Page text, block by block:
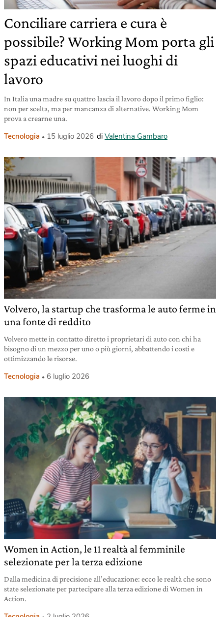
Conciliare carriera e cura è
possibile? Working Mom porta gli
spazi educativi nei luoghi di
lavoro
In Italia una madre su quattro lascia il lavoro dopo il primo figlio:
non per scelta, ma per mancanza di alternative. Working Mom
prova a crearne una.
Tecnologia 15 luglio 2026 di Valentina Gambaro
Volvero, la startup che trasforma le auto ferme in
una fonte di reddito
Volvero mette in contatto diretto i proprietari di auto con chi ha
bisogno di un mezzo per uno o più giorni, abbattendo i costi e
ottimizzando le risorse.
Tecnologia 6 luglio 2026
Women in Action, le 11 realtà al femminile
selezionate per la terza edizione
Dalla medicina di precisione all’educazione: ecco le realtà che sono
state selezionate per partecipare alla terza edizione di Women in
Action.